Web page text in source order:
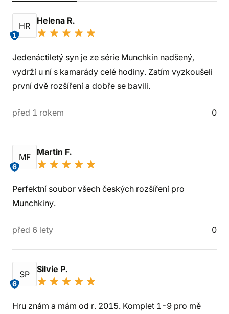
HR
1
Helena R.
Jedenáctiletý syn je ze série Munchkin nadšený,
vydrží u ní s kamarády celé hodiny. Zatím vyzkoušeli
první dvě rozšíření a dobře se bavili.
před 1 rokem 0
MF
6
Martin F.
Perfektní soubor všech českých rozšíření pro
Munchkiny.
před 6 lety 0
SP
6
Silvie P.
Hru znám a mám od r. 2015. Komplet 1-9 pro mě